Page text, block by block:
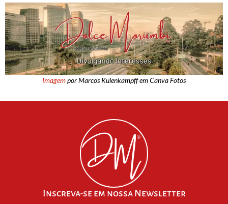
Imagempor Marcos Kulenkampff em Canva Fotos
Inscreva-se em nossa Newsletter